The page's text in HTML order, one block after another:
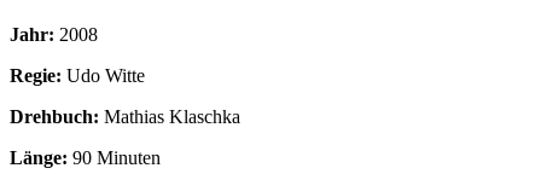
Jahr: 2008
Regie: Udo Witte
Drehbuch: Mathias Klaschka
Länge: 90 Minuten